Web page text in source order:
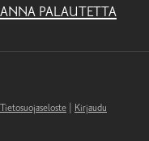
ANNA PALAUTETTA
Tietosuojaseloste Kirjaudu